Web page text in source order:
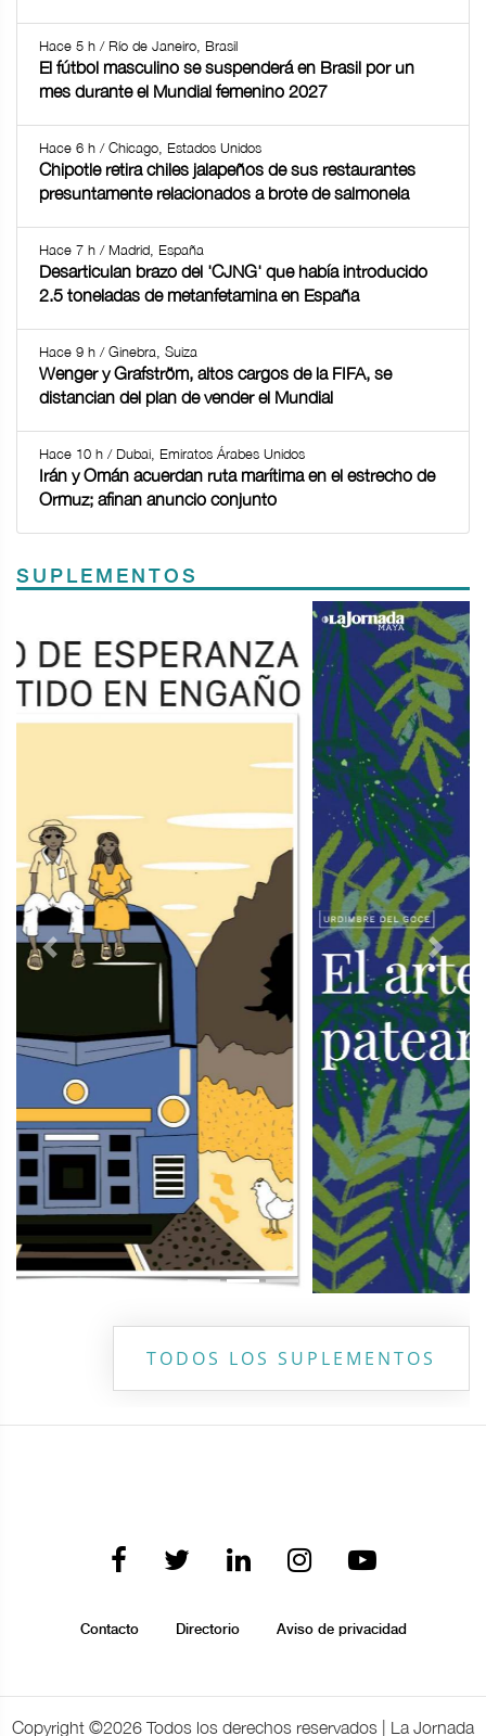
Hace 5 h / Río de Janeiro, Brasil
El fútbol masculino se suspenderá en Brasil por un
mes durante el Mundial femenino 2027
Hace 6 h / Chicago, Estados Unidos
Chipotle retira chiles jalapeños de sus restaurantes
presuntamente relacionados a brote de salmonela
Hace 7 h / Madrid, España
Desarticulan brazo del 'CJNG' que había introducido
2.5 toneladas de metanfetamina en España
Hace 9 h / Ginebra, Suiza
Wenger y Grafström, altos cargos de la FIFA, se
distancian del plan de vender el Mundial
Hace 10 h / Dubai, Emiratos Árabes Unidos
Irán y Omán acuerdan ruta marítima en el estrecho de
Ormuz; afinan anuncio conjunto
SUPLEMENTOS
Previous Next
TODOS LOS SUPLEMENTOS
Contacto Directorio Aviso de privacidad
Copyright ©2026 Todos los derechos reservados | La Jornada